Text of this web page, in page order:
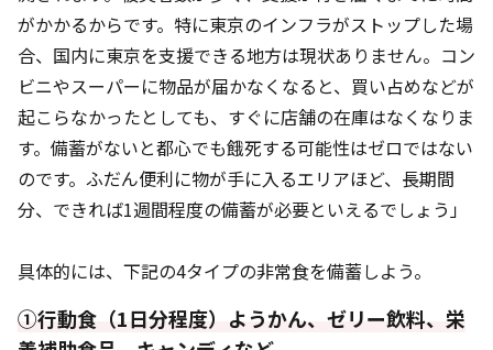
がかかるからです。特に東京のインフラがストップした場
合、国内に東京を支援できる地方は現状ありません。コン
ビニやスーパーに物品が届かなくなると、買い占めなどが
起こらなかったとしても、すぐに店舗の在庫はなくなりま
す。備蓄がないと都心でも餓死する可能性はゼロではない
のです。ふだん便利に物が手に入るエリアほど、長期間
分、できれば1週間程度の備蓄が必要といえるでしょう」
具体的には、下記の4タイプの非常食を備蓄しよう。
①行動食（1日分程度）ようかん、ゼリー飲料、栄